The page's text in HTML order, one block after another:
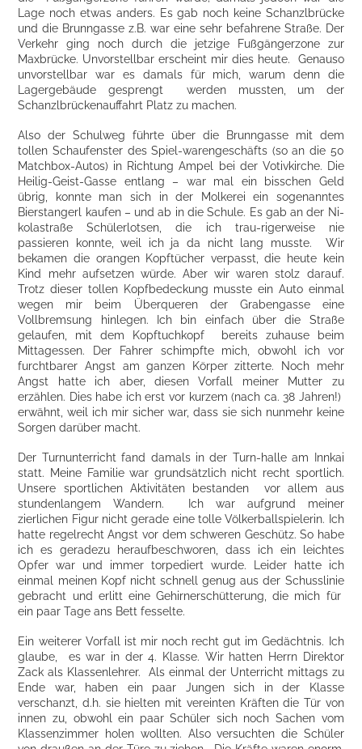
Lage noch etwas anders. Es gab noch keine Schanzlbrücke
und die Brunngasse z.B. war eine sehr befahrene Straße. Der
Verkehr ging noch durch die jetzige Fußgängerzone zur
Maxbrücke. Unvorstellbar erscheint mir dies heute. Genauso
unvorstellbar war es damals für mich, warum denn die
Lagergebäude gesprengt werden mussten, um der
Schanzlbrückenauffahrt Platz zu machen.
Also der Schulweg führte über die Brunngasse mit dem
tollen Schaufenster des Spiel-warengeschäfts (so an die 50
Matchbox-Autos) in Richtung Ampel bei der Votivkirche. Die
Heilig-Geist-Gasse entlang – war mal ein bisschen Geld
übrig, konnte man sich in der Molkerei ein sogenanntes
Bierstangerl kaufen – und ab in die Schule. Es gab an der Ni-
kolastraße Schülerlotsen, die ich trau-rigerweise nie
passieren konnte, weil ich ja da nicht lang musste. Wir
bekamen die orangen Kopftücher verpasst, die heute kein
Kind mehr aufsetzen würde. Aber wir waren stolz darauf.
Trotz dieser tollen Kopfbedeckung musste ein Auto einmal
wegen mir beim Überqueren der Grabengasse eine
Vollbremsung hinlegen. Ich bin einfach über die Straße
gelaufen, mit dem Kopftuchkopf bereits zuhause beim
Mittagessen. Der Fahrer schimpfte mich, obwohl ich vor
furchtbarer Angst am ganzen Körper zitterte. Noch mehr
Angst hatte ich aber, diesen Vorfall meiner Mutter zu
erzählen. Dies habe ich erst vor kurzem (nach ca. 38 Jahren!)
erwähnt, weil ich mir sicher war, dass sie sich nunmehr keine
Sorgen darüber macht.
Der Turnunterricht fand damals in der Turn-halle am Innkai
statt. Meine Familie war grundsätzlich nicht recht sportlich.
Unsere sportlichen Aktivitäten bestanden vor allem aus
stundenlangem Wandern. Ich war aufgrund meiner
zierlichen Figur nicht gerade eine tolle Völkerballspielerin. Ich
hatte regelrecht Angst vor dem schweren Geschütz. So habe
ich es geradezu heraufbeschworen, dass ich ein leichtes
Opfer war und immer torpediert wurde. Leider hatte ich
einmal meinen Kopf nicht schnell genug aus der Schusslinie
gebracht und erlitt eine Gehirnerschütterung, die mich für
ein paar Tage ans Bett fesselte.
Ein weiterer Vorfall ist mir noch recht gut im Gedächtnis. Ich
glaube, es war in der 4. Klasse. Wir hatten Herrn Direktor
Zack als Klassenlehrer. Als einmal der Unterricht mittags zu
Ende war, haben ein paar Jungen sich in der Klasse
verschanzt, d.h. sie hielten mit vereinten Kräften die Tür von
innen zu, obwohl ein paar Schüler sich noch Sachen vom
Klassenzimmer holen wollten. Also versuchten die Schüler